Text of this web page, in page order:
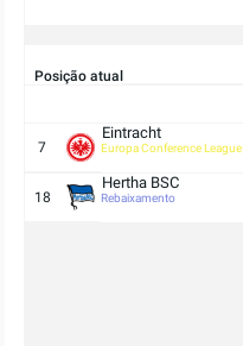
Posição atual
7
Eintracht
Europa Conference League
18
Hertha BSC
Rebaixamento